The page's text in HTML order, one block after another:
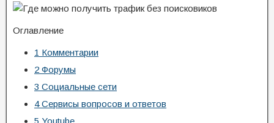
Оглавление
1 Комментарии
2 Форумы
3 Социальные сети
4Сервисы вопросов и ответов
5 Youtube